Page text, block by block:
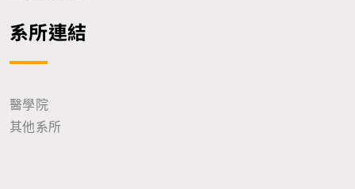
系所連結
醫學院
其他系所